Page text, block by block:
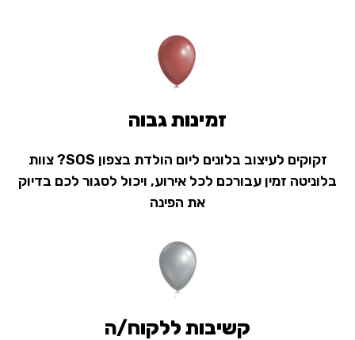
זמינות גבוה
זקוקים לעיצוב בלונים ליום הולדת בצפון SOS? צוות
בלוניטה זמין עבורכם לכל אירוע, ויכול לסגור לכם בדיוק
את הפינה
קשיבות ללקוח/ה